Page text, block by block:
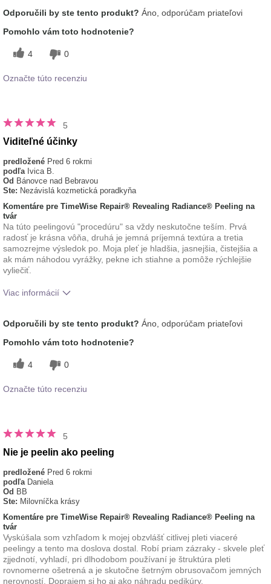
používaním tohto
prípravku?
vstrebáva, Príjemný pocit na
pokožke
Odporučili by ste tento produkt? Áno, odporúčam priateľovi
Pomohlo vám toto hodnotenie?
4 0
Označte túto recenziu
5
Viditeľné účinky
predložené Pred 6 rokmi
podľa Ivica B.
Od Bánovce nad Bebravou
Ste: Nezávislá kozmetická poradkyňa
Komentáre pre TimeWise Repair® Revealing Radiance® Peeling na
tvár
Na túto peelingovú "procedúru" sa vždy neskutočne teším. Prvá
radosť je krásna vôňa, druhá je jemná príjemná textúra a tretia
samozrejme výsledok po. Moja pleť je hladšia, jasnejšia, čistejšia a
ak mám náhodou vyrážky, pekne ich stiahne a pomôže rýchlejšie
vyliečiť.
Viac informácií
tohto prípravku?
pokožke
Odporučili by ste tento produkt? Áno, odporúčam priateľovi
Pomohlo vám toto hodnotenie?
4 0
Označte túto recenziu
5
Nie je peelin ako peeling
predložené Pred 6 rokmi
podľa Daniela
Od BB
Ste: Milovníčka krásy
Komentáre pre TimeWise Repair® Revealing Radiance® Peeling na
tvár
Vyskúšala som vzhľadom k mojej obzvlášť citlivej pleti viaceré
peelingy a tento ma doslova dostal. Robí priam zázraky - skvele pleť
zjjednotí, vyhladí, pri dlhodobom používaní je štruktúra pleti
rovnomerne ošetrená a je skutočne šetrným obrusovačom jemných
nerovností. Doprajem si ho aj ako náhradu pedikúry.